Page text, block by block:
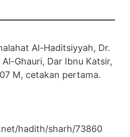
Al-Haditsiyyah, Dr.
Ghauri, Dar Ibnu Katsir,
M, cetakan pertama.
hadith/sharh/73860